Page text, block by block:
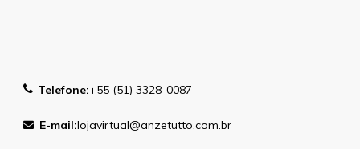
Telefone:+55 (51) 3328-0087
E-mail:lojavirtual@anzetutto.com.br